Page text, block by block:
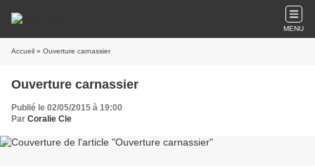
MENU
Accueil » Ouverture carnassier
Ouverture carnassier
Publié le 02/05/2015 à 19:00
Par Coralie Cle